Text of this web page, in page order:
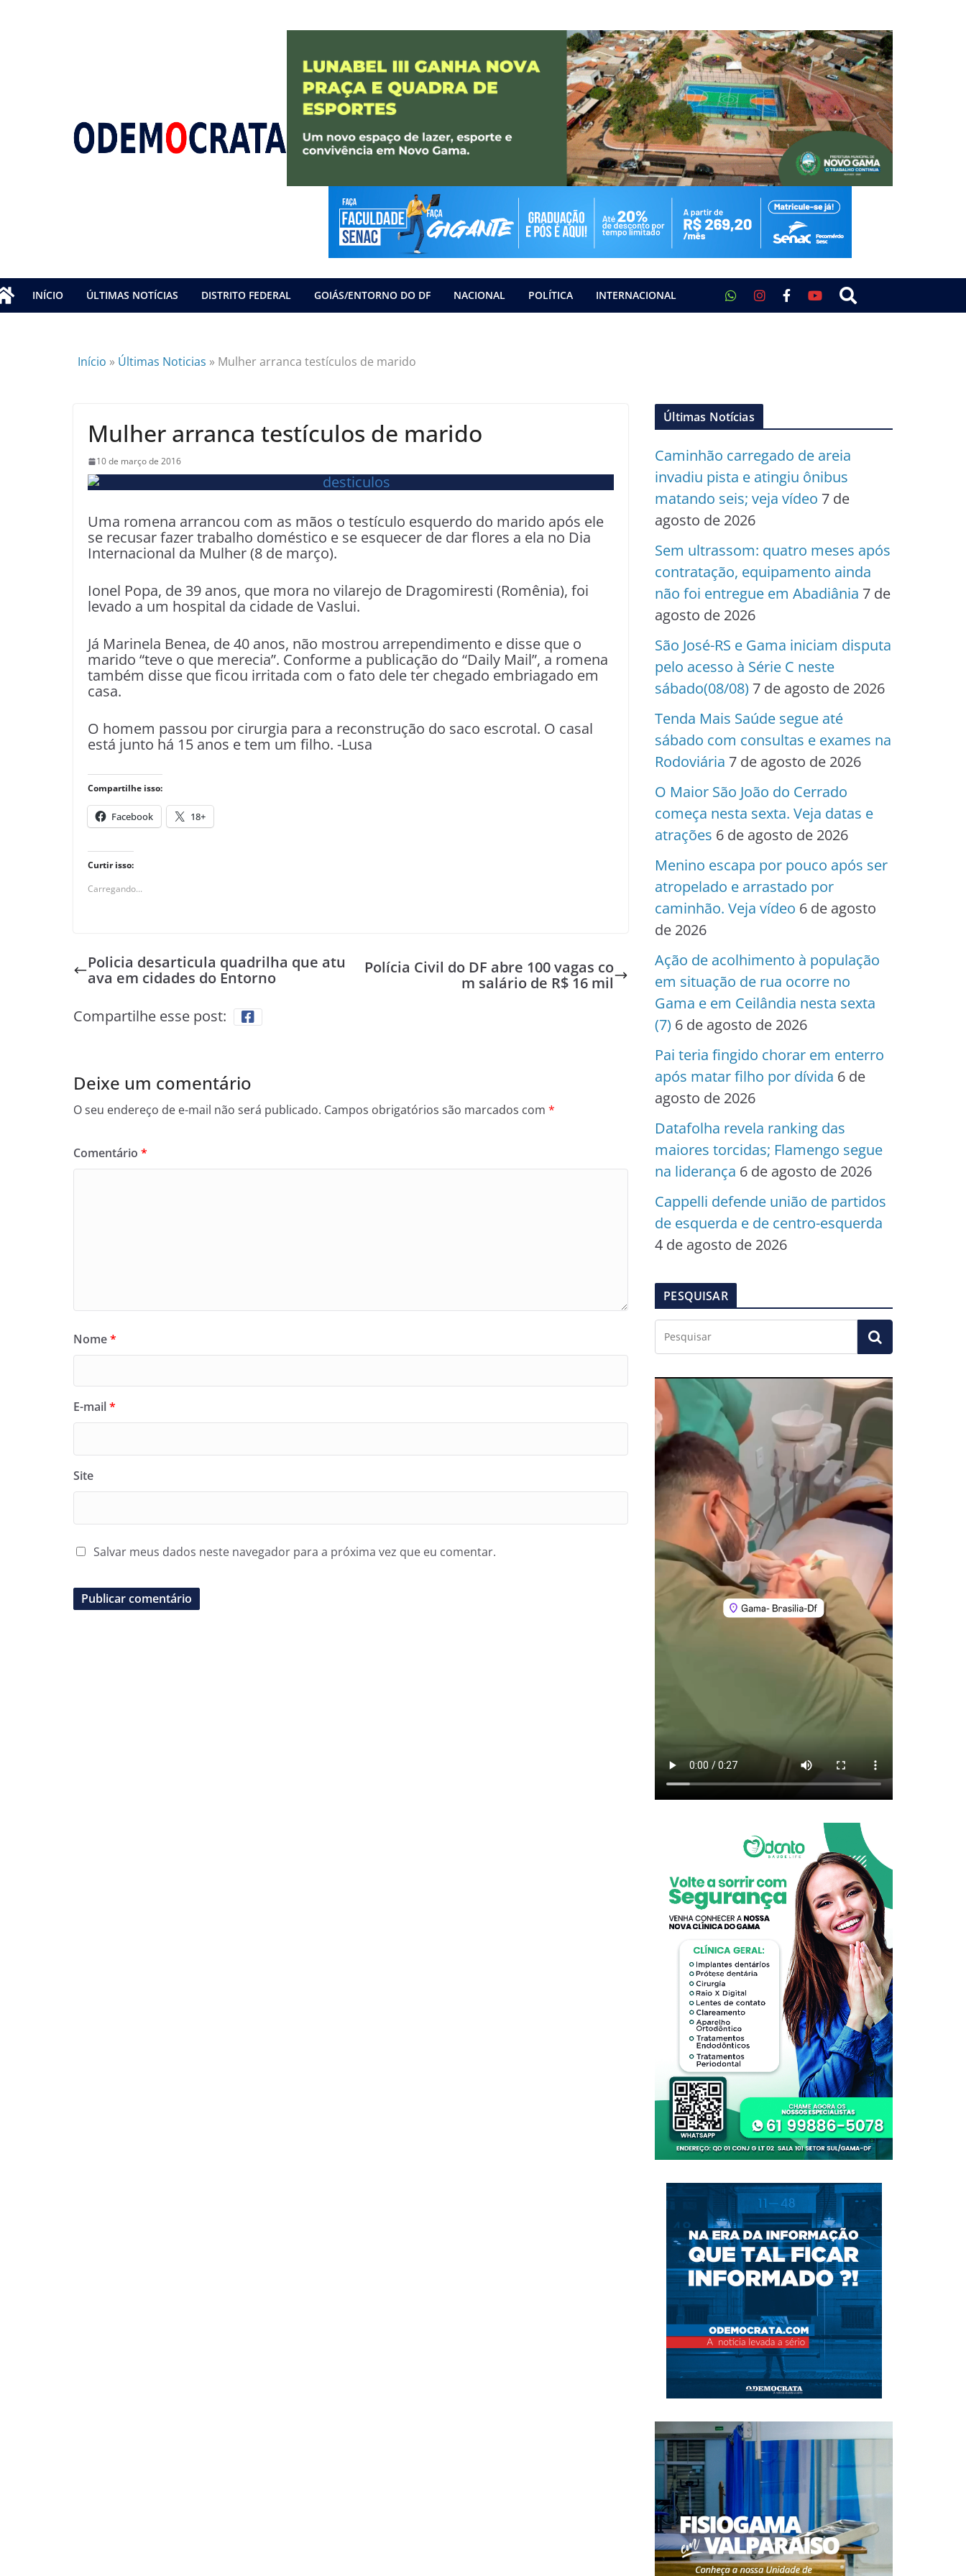
INÍCIO ÚLTIMAS NOTÍCIAS DISTRITO FEDERAL GOIÁS/ENTORNO DO DF NACIONAL POLÍTICA INTERNACIONAL
Início » Últimas Noticias » Mulher arranca testículos de marido
Mulher arranca testículos de marido
10 de março de 2016
Uma romena arrancou com as mãos o testículo esquerdo do marido após ele
se recusar fazer trabalho doméstico e se esquecer de dar flores a ela no Dia
Internacional da Mulher (8 de março).
Ionel Popa, de 39 anos, que mora no vilarejo de Dragomiresti (Romênia), foi
levado a um hospital da cidade de Vaslui.
Já Marinela Benea, de 40 anos, não mostrou arrependimento e disse que o
marido “teve o que merecia”. Conforme a publicação do “Daily Mail”, a romena
também disse que ficou irritada com o fato dele ter chegado embriagado em
casa.
O homem passou por cirurgia para a reconstrução do saco escrotal. O casal
está junto há 15 anos e tem um filho. -Lusa
Compartilhe isso:
Facebook 18+
Curtir isso:
Carregando...
Policia desarticula quadrilha que atu
ava em cidades do Entorno
Polícia Civil do DF abre 100 vagas co
m salário de R$ 16 mil
Compartilhe esse post:
Deixe um comentário
O seu endereço de e-mail não será publicado. Campos obrigatórios são marcados com *
Comentário *
Nome*
E-mail*
Site
Salvar meus dados neste navegador para a próxima vez que eu comentar.
Últimas Notícias
Caminhão carregado de areia
invadiu pista e atingiu ônibus
matando seis; veja vídeo 7 de
agosto de 2026
Sem ultrassom: quatro meses após
contratação, equipamento ainda
não foi entregue em Abadiânia 7 de
agosto de 2026
São José-RS e Gama iniciam disputa
pelo acesso à Série C neste
sábado(08/08) 7 de agosto de 2026
Tenda Mais Saúde segue até
sábado com consultas e exames na
Rodoviária 7 de agosto de 2026
O Maior São João do Cerrado
começa nesta sexta. Veja datas e
atrações 6 de agosto de 2026
Menino escapa por pouco após ser
atropelado e arrastado por
caminhão. Veja vídeo 6 de agosto
de 2026
Ação de acolhimento à população
em situação de rua ocorre no
Gama e em Ceilândia nesta sexta
(7) 6 de agosto de 2026
Pai teria fingido chorar em enterro
após matar filho por dívida 6 de
agosto de 2026
Datafolha revela ranking das
maiores torcidas; Flamengo segue
na liderança 6 de agosto de 2026
Cappelli defende união de partidos
de esquerda e de centro-esquerda
4 de agosto de 2026
PESQUISAR